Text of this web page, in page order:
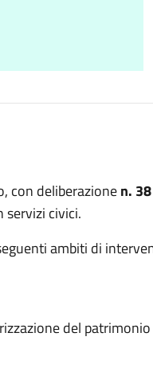
con deliberazionen. 38
servizi civici.
ambiti di
del